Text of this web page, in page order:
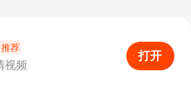
打开APP
推荐
视频
打开